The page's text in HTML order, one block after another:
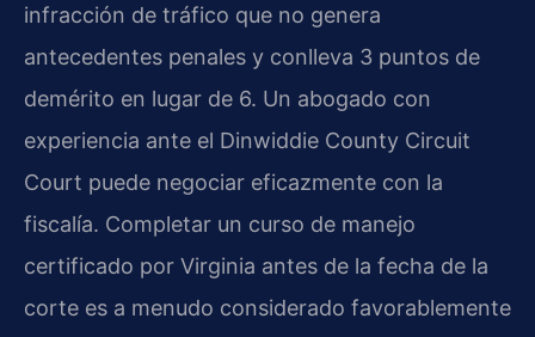
infracción de tráfico que no genera
antecedentes penales y conlleva 3 puntos de
demérito en lugar de 6. Un abogado con
experiencia ante el Dinwiddie County Circuit
Court puede negociar eficazmente con la
fiscalía. Completar un curso de manejo
certificado por Virginia antes de la fecha de la
corte es a menudo considerado favorablemente